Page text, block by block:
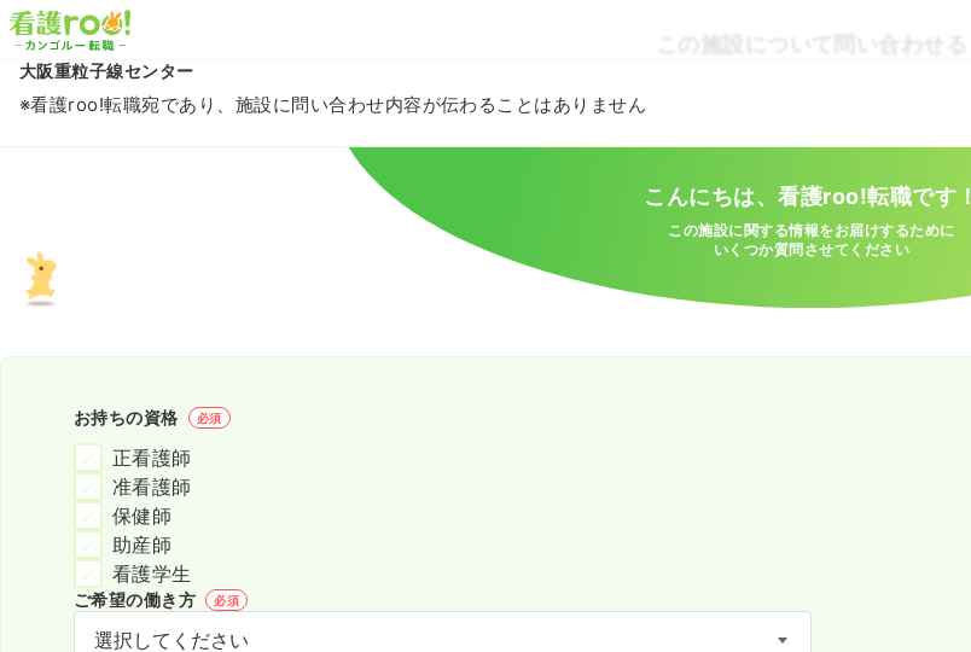
この施設について問い合わせる
大阪重粒子線センター
※看護roo!転職宛であり、施設に問い合わせ内容が伝わることはありません
こんにちは、看護roo!転職です！
この施設に関する情報をお届けするために
いくつか質問させてください
お持ちの資格 必須
正看護師
准看護師
保健師
助産師
看護学生
ご希望の働き方 必須